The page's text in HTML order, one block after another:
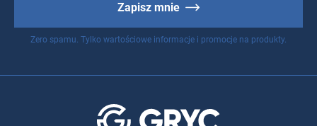
Zapisz mnie
Zero spamu. Tylko wartościowe informacje i promocje na produkty.